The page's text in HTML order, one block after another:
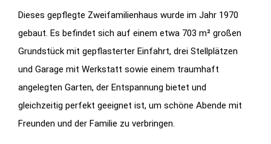
Dieses gepflegte Zweifamilienhaus wurde im Jahr 1970
gebaut. Es befindet sich auf einem etwa 703 m² großen
Grundstück mit gepflasterter Einfahrt, drei Stellplätzen
und Garage mit Werkstatt sowie einem traumhaft
angelegten Garten, der Entspannung bietet und
gleichzeitig perfekt geeignet ist, um schöne Abende mit
Freunden und der Familie zu verbringen.